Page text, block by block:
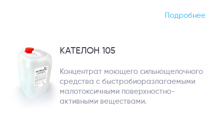
Подробнее
КАТЕЛОН 105
Концентрат моющего сильнощелочного
средства с быстробиоразлагаемыми
малотоксичными поверхностно-
активными веществами.